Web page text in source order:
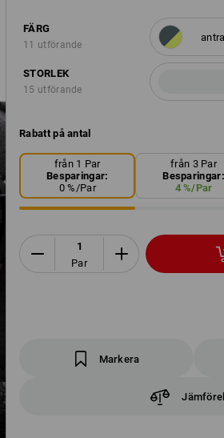
FÄRG
11 utförande
STORLEK
15 utförande
Rabatt på antal
från 1 Par
Besparingar:
0 %/Par
från 3 Par
Besparingar:
4%/Par
Par
Markera